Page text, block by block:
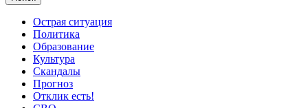
Острая ситуация
Политика
Образование
Культура
Скандалы
Прогноз
Отклик есть!